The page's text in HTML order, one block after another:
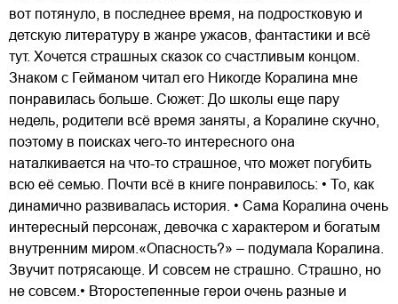
вот потянуло, в последнее время, на подростковую и
детскую литературу в жанре ужасов, фантастики и всё
тут. Хочется страшных сказок со счастливым концом.
Знаком с Гейманом читал его Никогде Коралина мне
понравилась больше. Сюжет: До школы еще пару
недель, родители всё время заняты, а Коралине скучно,
поэтому в поисках чего-то интересного она
наталкивается на что-то страшное, что может погубить
всю её семью. Почти всё в книге понравилось: • То, как
динамично развивалась история. • Сама Коралина очень
интересный персонаж, девочка с характером и богатым
внутренним миром.«Опасность?» – подумала Коралина.
Звучит потрясающе. И совсем не страшно. Страшно, но
не совсем.• Второстепенные герои очень разные и